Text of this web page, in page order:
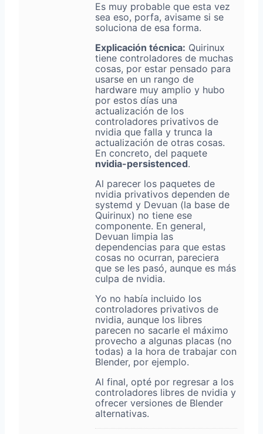
Es muy probable que esta vez
sea eso, porfa, avisame si se
soluciona de esa forma.
Explicación técnica: Quirinux
tiene controladores de muchas
cosas, por estar pensado para
usarse en un rango de
hardware muy amplio y hubo
por estos días una
actualización de los
controladores privativos de
nvidia que falla y trunca la
actualización de otras cosas.
En concreto, del paquete
nvidia-persistenced.
Al parecer los paquetes de
nvidia privativos dependen de
systemd y Devuan (la base de
Quirinux) no tiene ese
componente. En general,
Devuan limpia las
dependencias para que estas
cosas no ocurran, pareciera
que se les pasó, aunque es más
culpa de nvidia.
Yo no había incluido los
controladores privativos de
nvidia, aunque los libres
parecen no sacarle el máximo
provecho a algunas placas (no
todas) a la hora de trabajar con
Blender, por ejemplo.
Al final, opté por regresar a los
controladores libres de nvidia y
ofrecer versiones de Blender
alternativas.